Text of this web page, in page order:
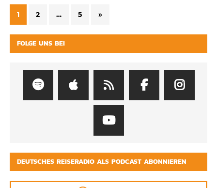
1 2 … 5 »
FOLGE UNS BEI
DEUTSCHES REISERADIO ALS PODCAST ABONNIEREN